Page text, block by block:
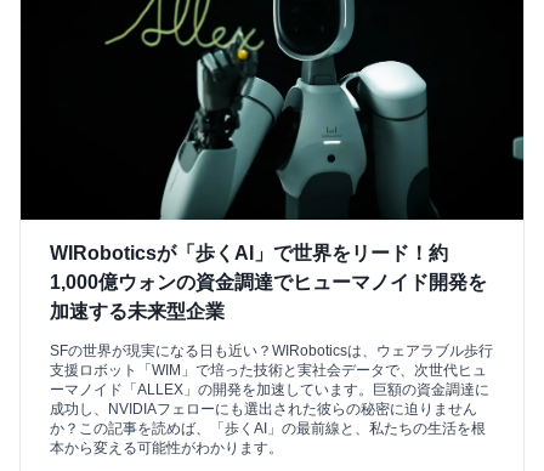
WIRoboticsが「歩くAI」で世界をリード！約
1,000億ウォンの資金調達でヒューマノイド開発を
加速する未来型企業
SFの世界が現実になる日も近い？WIRoboticsは、ウェアラブル歩行
支援ロボット「WIM」で培った技術と実社会データで、次世代ヒュ
ーマノイド「ALLEX」の開発を加速しています。巨額の資金調達に
成功し、NVIDIAフェローにも選出された彼らの秘密に迫りません
か？この記事を読めば、「歩くAI」の最前線と、私たちの生活を根
本から変える可能性がわかります。